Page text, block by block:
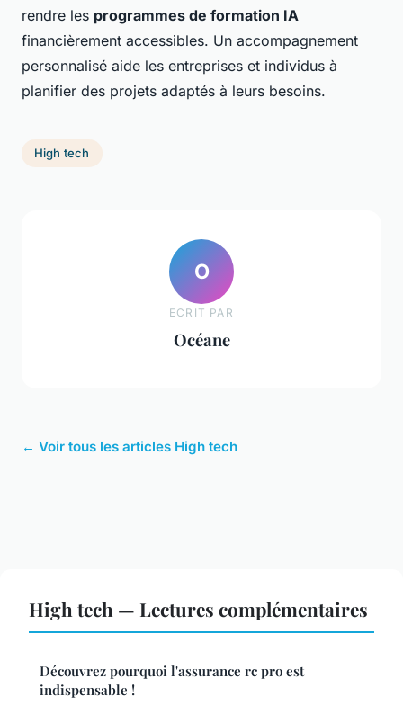
rendre les programmes de formation IA
financièrement accessibles. Un accompagnement
personnalisé aide les entreprises et individus à
planifier des projets adaptés à leurs besoins.
High tech
O
ECRIT PAR
Océane
← Voir tous les articles High tech
High tech — Lectures complémentaires
Découvrez pourquoi l'assurance rc pro est
indispensable !